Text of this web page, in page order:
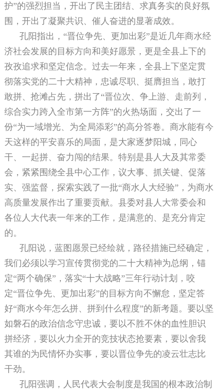
护”的强烈担当，开出了民主团结、求真务实的良好氛
围，开出了凝聚共识、催人奋进的显著成效。
孔阳指出，“晋位争先、更加出彩”是近几年商水经
济社会发展的目标方向和美好愿景，更是全县上下的
孜孜追求和坚定信念。过去一年来，全县上下坚定贯
彻落实党的二十大精神，忠诚尽职、挺膺担当，敢打
敢拼、抢滩占先，拼出了“晋位次、争上游、走前列，
综合实力跨入全市第一方阵”的火热场面，交出了一
份“为一域增光、为全局添彩”的高分答卷。商水能有今
天这样的平安喜乐的局面，是大家逐梦阳城，同心
干、一起拼、奋力闯的结果。特别是县人大及其常委
会，紧紧围绕全县中心工作，议大事、抓关键、促落
实、强监督，探索实践了一批“商水人大经验”，为商水
高质量发展作出了重要贡献。县委对县人大常委会和
各位人大代表一年来的工作，是满意的、是充分肯定
的。
孔阳说，蓝图愿景已经绘就，路径措施已经确定，
我们必须以学习宣传贯彻党的二十大精神为总纲，锚
定“两个确保”，落实“十大战略”三年行动计划，咬
定“晋位争先、更加出彩”的目标方向不懈怠，坚定答
好“商水今年怎么拼、拼到什么程度”的新考题。要以坚
如磐石的政治信念守忠诚，要以不胜不休的血性胆识
拼经济，要以火力全开的竞技状态抢要素，要以舍我
其谁的为民情怀办实事，要以晋位争先的凌云壮志比
干劲。
孔阳强调，人民代表大会制度是我国的根本政治制